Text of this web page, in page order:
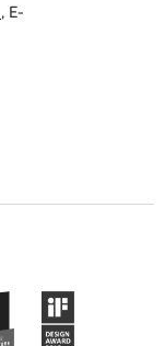
, E-